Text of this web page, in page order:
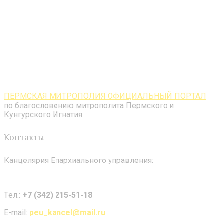
ПЕРМСКАЯ МИТРОПОЛИЯ ОФИЦИАЛЬНЫЙ ПОРТАЛ
по благословению митрополита Пермского и
Кунгурского Игнатия
Контакты
Канцелярия Епархиального управления:
Tел.: +7 (342) 215-51-18
E-mail: peu_kancel@mail.ru